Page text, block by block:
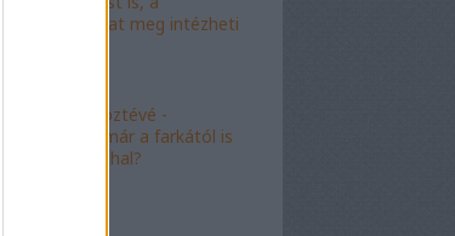
kabalafigurákat meg intézheti
"Minőségi" köztévé -
hamarosan, már a farkától is
bűzleni fog a hal?